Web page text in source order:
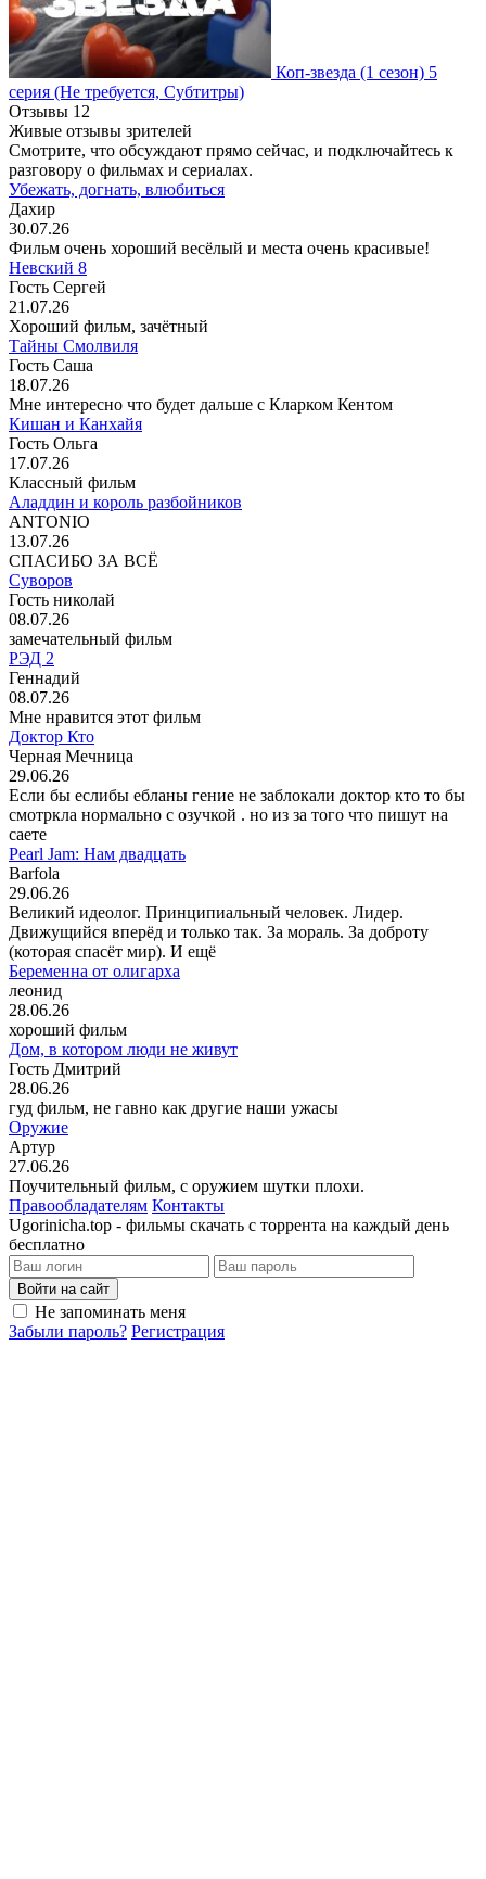
Коп-звезда (1 сезон) 5
серия (Не требуется, Субтитры)
Отзывы 12
Живые отзывы зрителей
Смотрите, что обсуждают прямо сейчас, и подключайтесь к
разговору о фильмах и сериалах.
Убежать, догнать, влюбиться
Дахир
30.07.26
Фильм очень хороший весёлый и места очень красивые!
Невский 8
Гость Сергей
21.07.26
Хороший фильм, зачётный
Тайны Смолвиля
Гость Саша
18.07.26
Мне интересно что будет дальше с Кларком Кентом
Кишан и Канхайя
Гость Ольга
17.07.26
Классный фильм
Аладдин и король разбойников
ANTONIO
13.07.26
СПАСИБО ЗА ВСЁ
Суворов
Гость николай
08.07.26
замечательный фильм
РЭД 2
Геннадий
08.07.26
Мне нравится этот фильм
Доктор Кто
Черная Мечница
29.06.26
Если бы еслибы ебланы гение не заблокали доктор кто то бы
смотркла нормально с озучкой . но из за того что пишут на
саете
Pearl Jam: Нам двадцать
Barfola
29.06.26
Великий идеолог. Принципиальный человек. Лидер.
Движущийся вперёд и только так. За мораль. За доброту
(которая спасёт мир). И ещё
Беременна от олигарха
леонид
28.06.26
хороший фильм
Дом, в котором люди не живут
Гость Дмитрий
28.06.26
гуд фильм, не гавно как другие наши ужасы
Оружие
Артур
27.06.26
Поучительный фильм, с оружием шутки плохи.
Правообладателям Контакты
Ugorinicha.top - фильмы скачать с торрента на каждый день
бесплатно
Войти на сайт
Не запоминать меня
Забыли пароль? Регистрация